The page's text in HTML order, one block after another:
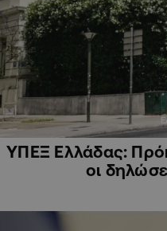
ΥΠΕΞ Ελλάδας:
οι